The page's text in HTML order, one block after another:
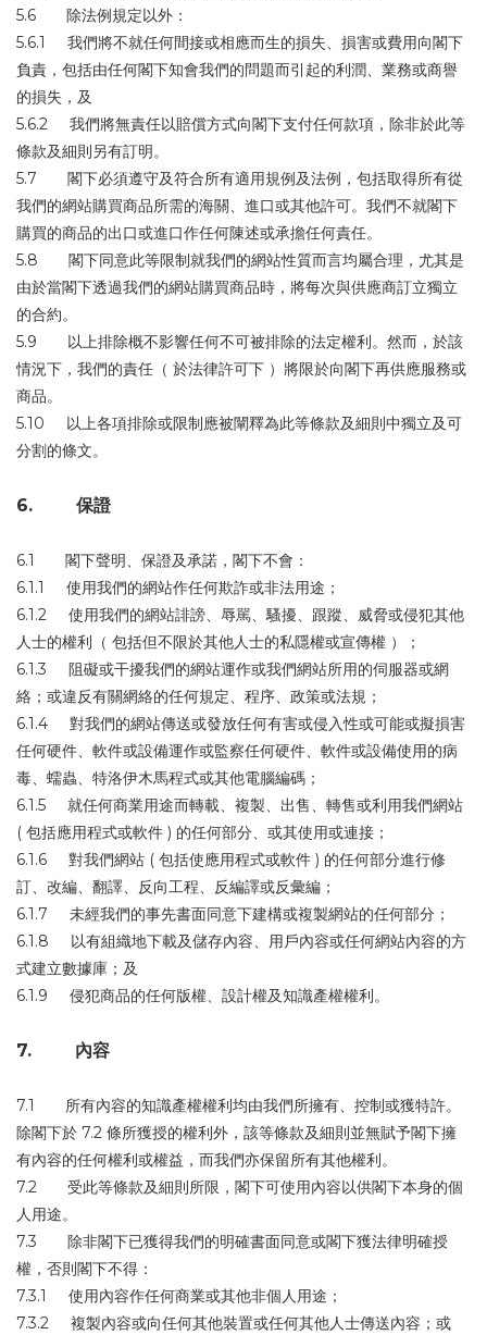
5.6 除法例規定以外：
5.6.1 我們將不就任何間接或相應而生的損失、損害或費用向閣下
負責，包括由任何閣下知會我們的問題而引起的利潤、業務或商譽
的損失，及
5.6.2 我們將無責任以賠償方式向閣下支付任何款項，除非於此等
條款及細則另有訂明。
5.7 閣下必須遵守及符合所有適用規例及法例，包括取得所有從
我們的網站購買商品所需的海關、進口或其他許可。我們不就閣下
購買的商品的出口或進口作任何陳述或承擔任何責任。
5.8 閣下同意此等限制就我們的網站性質而言均屬合理，尤其是
由於當閣下透過我們的網站購買商品時，將每次與供應商訂立獨立
的合約。
5.9 以上排除概不影響任何不可被排除的法定權利。然而，於該
情況下，我們的責任（ 於法律許可下 ）將限於向閣下再供應服務或
商品。
5.10 以上各項排除或限制應被闡釋為此等條款及細則中獨立及可
分割的條文。
6. 保證
6.1 閣下聲明、保證及承諾，閣下不會：
6.1.1 使用我們的網站作任何欺詐或非法用途；
6.1.2 使用我們的網站誹謗、辱駡、騷擾、跟蹤、威脅或侵犯其他
人士的權利（ 包括但不限於其他人士的私隱權或宣傳權 ）；
6.1.3 阻礙或干擾我們的網站運作或我們網站所用的伺服器或網
絡；或違反有關網絡的任何規定、程序、政策或法規；
6.1.4 對我們的網站傳送或發放任何有害或侵入性或可能或擬損害
任何硬件、軟件或設備運作或監察任何硬件、軟件或設備使用的病
毒、蠕蟲、特洛伊木馬程式或其他電腦編碼；
6.1.5 就任何商業用途而轉載、複製、出售、轉售或利用我們網站
( 包括應用程式或軟件 ) 的任何部分、或其使用或連接；
6.1.6 對我們網站 ( 包括使應用程式或軟件 ) 的任何部分進行修
訂、改編、翻譯、反向工程、反編譯或反彙編；
6.1.7 未經我們的事先書面同意下建構或複製網站的任何部分；
6.1.8 以有組織地下載及儲存內容、用戶內容或任何網站內容的方
式建立數據庫；及
6.1.9 侵犯商品的任何版權、設計權及知識產權權利。
7. 內容
7.1 所有內容的知識產權權利均由我們所擁有、控制或獲特許。
除閣下於 7.2 條所獲授的權利外，該等條款及細則並無賦予閣下擁
有內容的任何權利或權益，而我們亦保留所有其他權利。
7.2 受此等條款及細則所限，閣下可使用內容以供閣下本身的個
人用途。
7.3 除非閣下已獲得我們的明確書面同意或閣下獲法律明確授
權，否則閣下不得：
7.3.1 使用內容作任何商業或其他非個人用途；
7.3.2 複製內容或向任何其他裝置或任何其他人士傳送內容；或